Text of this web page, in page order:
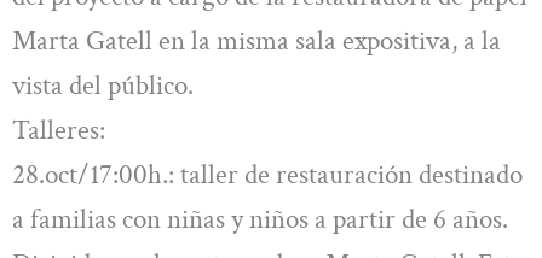
Marta Gatell en la misma sala expositiva, a la
vista del público.
Talleres:
28.oct/17:00h.: taller de restauración destinado
a familias con niñas y niños a partir de 6 años.